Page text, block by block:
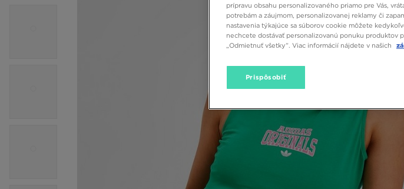
prípravu obsahu personalizovaného priamo pre Vás,
potrebám a záujmom, personalizovanej reklamy či
nastavenia týkajúce sa súborov cookie môžete
nechcete dostávať personalizovanú ponuku produktov
„Odmietnuť všetky”. Viac informácií nájdete v našich
Prispôsobiť